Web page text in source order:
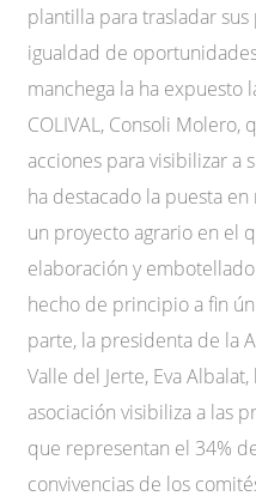
plantilla para trasladar
igualdad de
manchega la ha expuesto
COLIVAL, Consoli Molero,
acciones para visibilizar a
ha destacado la puesta en
un proyecto agrario en el
elaboración y
hecho de principio a fin
parte, la presidenta de la
Valle del Jerte, Eva
asociación visibiliza a las
que representan el 34%
convivencias de los